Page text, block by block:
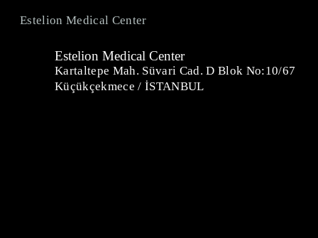
Estelion Medical Center
Estelion Medical Center
Kartaltepe Mah. Süvari Cad. D Blok No:10/67
Küçükçekmece / İSTANBUL